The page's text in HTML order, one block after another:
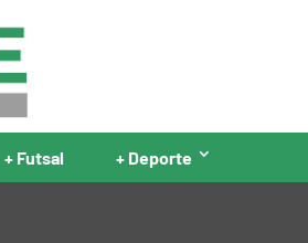
+ Futsal + Deporte